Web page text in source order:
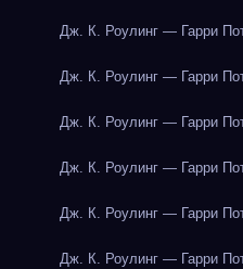
Дж. К. Роулинг — Гарри
Дж. К. Роулинг — Гарри
Дж. К. Роулинг — Гарри
Дж. К. Роулинг — Гарри
Дж. К. Роулинг — Гарри
Дж. К. Роулинг — Гарри